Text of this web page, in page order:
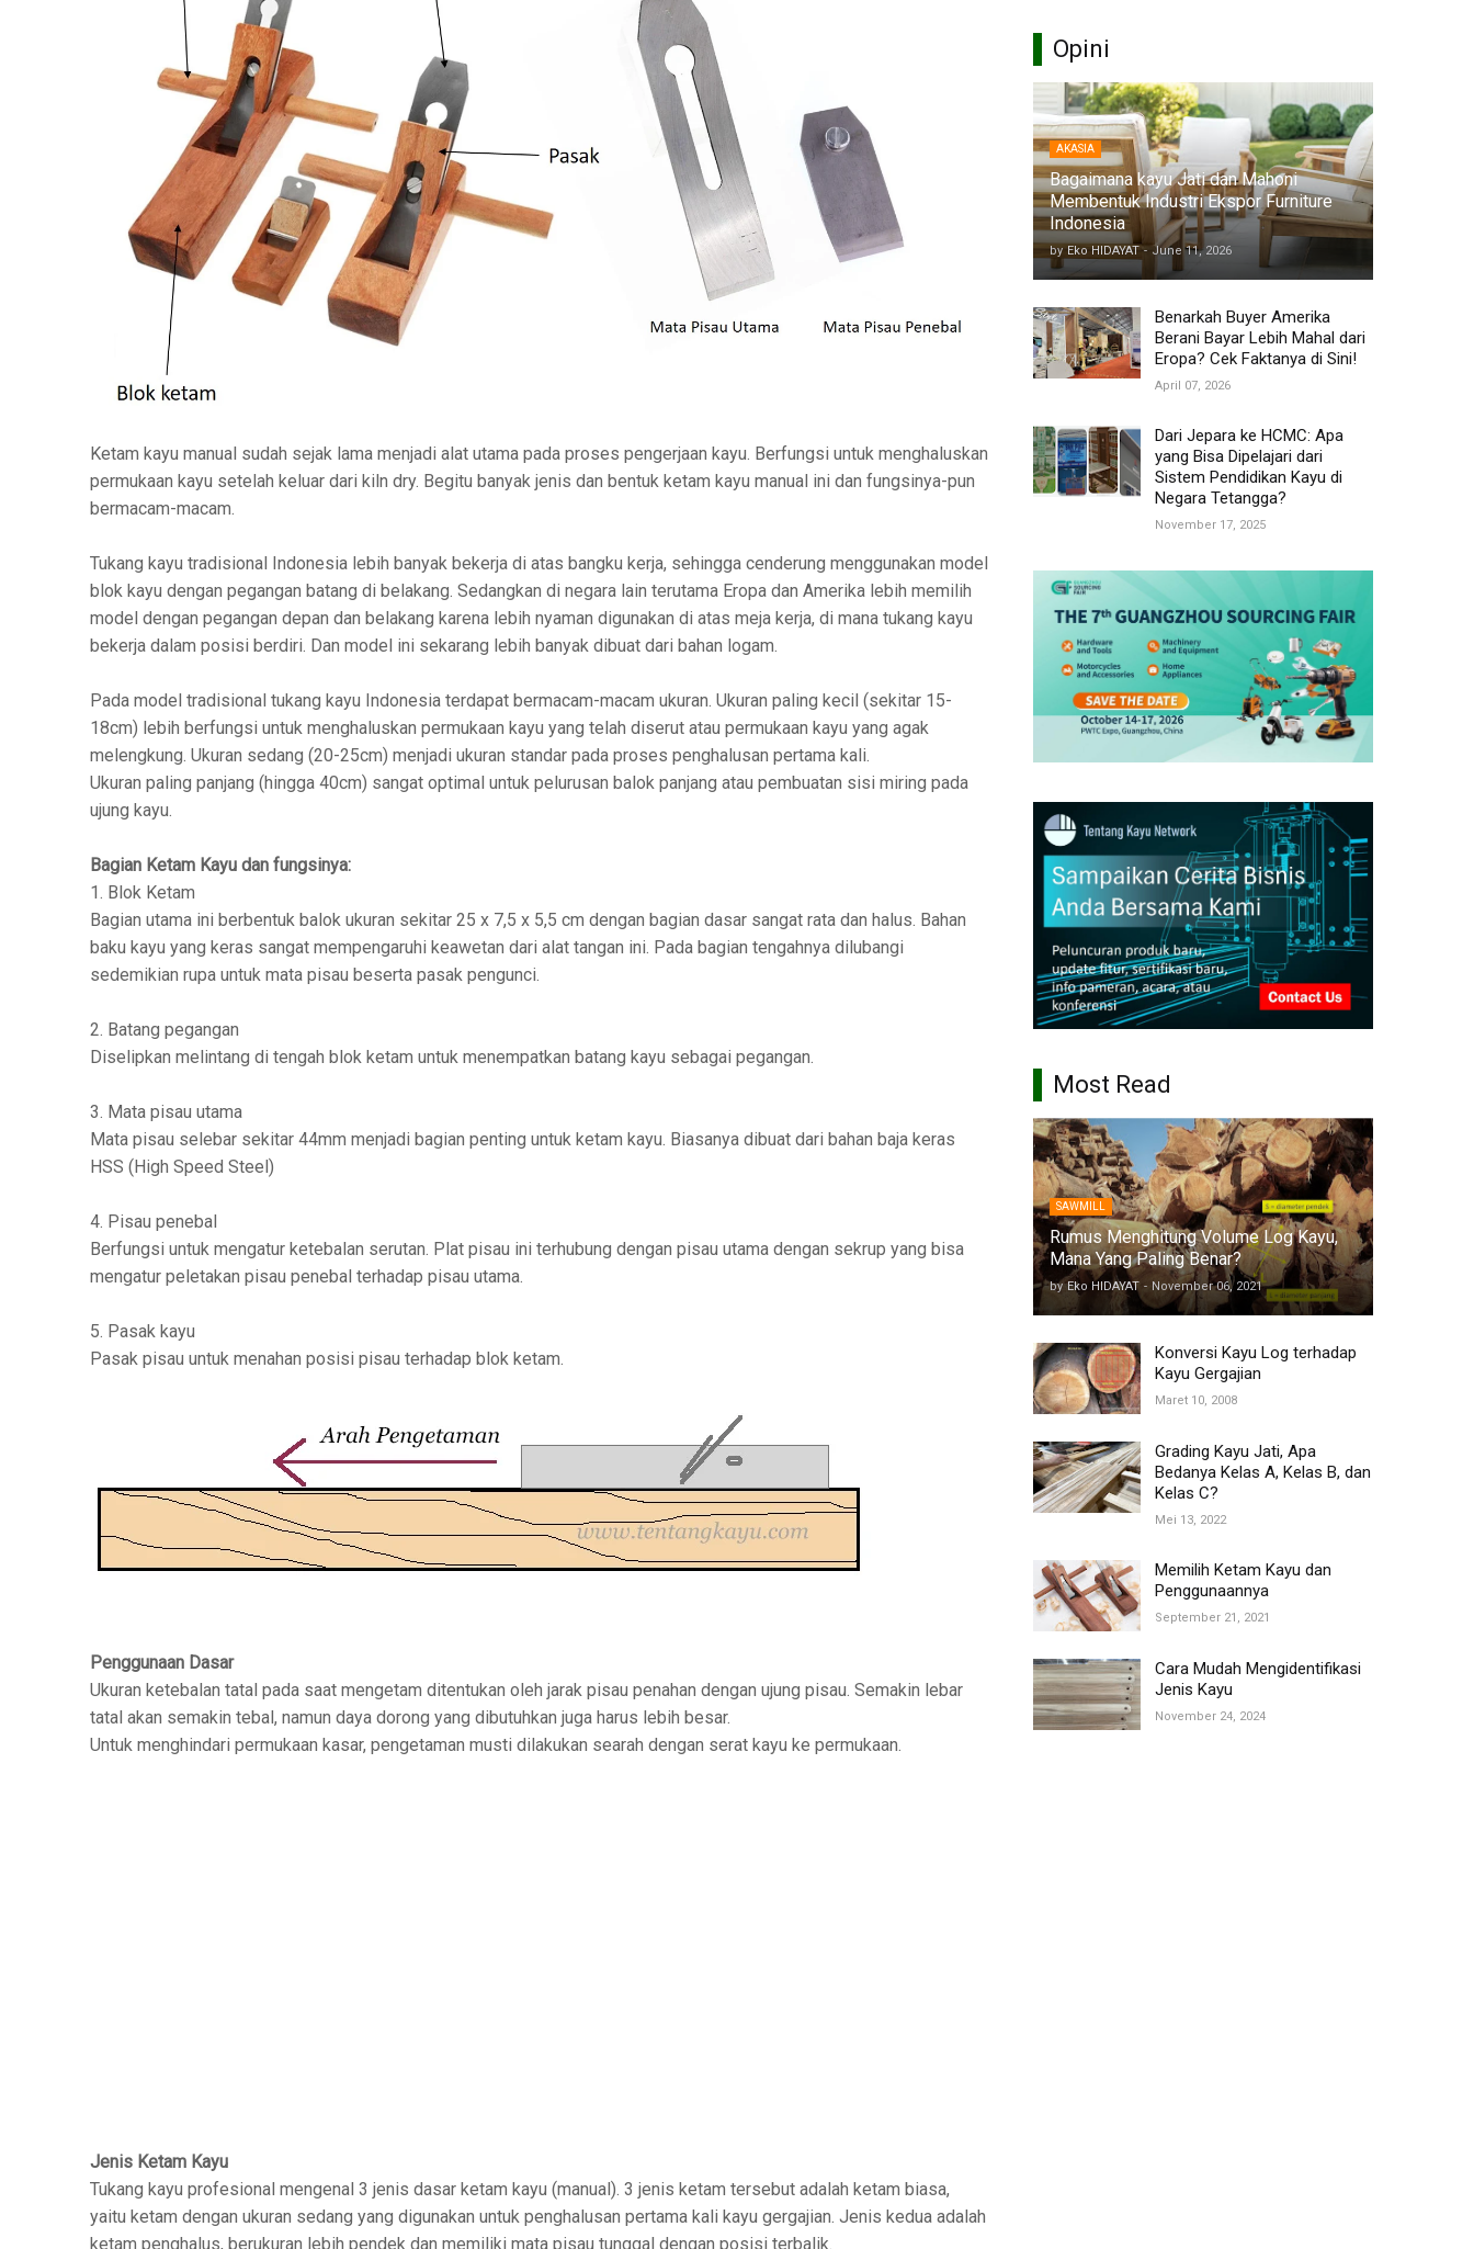
Ketam kayu manual sudah sejak lama menjadi alat utama pada proses pengerjaan kayu. Berfungsi untuk menghaluskan
permukaan kayu setelah keluar dari kiln dry. Begitu banyak jenis dan bentuk ketam kayu manual ini dan fungsinya-pun
bermacam-macam.
Tukang kayu tradisional Indonesia lebih banyak bekerja di atas bangku kerja, sehingga cenderung menggunakan model
blok kayu dengan pegangan batang di belakang. Sedangkan di negara lain terutama Eropa dan Amerika lebih memilih
model dengan pegangan depan dan belakang karena lebih nyaman digunakan di atas meja kerja, di mana tukang kayu
bekerja dalam posisi berdiri. Dan model ini sekarang lebih banyak dibuat dari bahan logam.
Pada model tradisional tukang kayu Indonesia terdapat bermacam-macam ukuran. Ukuran paling kecil (sekitar 15-
18cm) lebih berfungsi untuk menghaluskan permukaan kayu yang telah diserut atau permukaan kayu yang agak
melengkung. Ukuran sedang (20-25cm) menjadi ukuran standar pada proses penghalusan pertama kali.
Ukuran paling panjang (hingga 40cm) sangat optimal untuk pelurusan balok panjang atau pembuatan sisi miring pada
ujung kayu.
Bagian Ketam Kayu dan fungsinya:
1. Blok Ketam
Bagian utama ini berbentuk balok ukuran sekitar 25 x 7,5 x 5,5 cm dengan bagian dasar sangat rata dan halus. Bahan
baku kayu yang keras sangat mempengaruhi keawetan dari alat tangan ini. Pada bagian tengahnya dilubangi
sedemikian rupa untuk mata pisau beserta pasak pengunci.
2. Batang pegangan
Diselipkan melintang di tengah blok ketam untuk menempatkan batang kayu sebagai pegangan.
3. Mata pisau utama
Mata pisau selebar sekitar 44mm menjadi bagian penting untuk ketam kayu. Biasanya dibuat dari bahan baja keras
HSS (High Speed Steel)
4. Pisau penebal
Berfungsi untuk mengatur ketebalan serutan. Plat pisau ini terhubung dengan pisau utama dengan sekrup yang bisa
mengatur peletakan pisau penebal terhadap pisau utama.
5. Pasak kayu
Pasak pisau untuk menahan posisi pisau terhadap blok ketam.
Penggunaan Dasar
Ukuran ketebalan tatal pada saat mengetam ditentukan oleh jarak pisau penahan dengan ujung pisau. Semakin lebar
tatal akan semakin tebal, namun daya dorong yang dibutuhkan juga harus lebih besar.
Untuk menghindari permukaan kasar, pengetaman musti dilakukan searah dengan serat kayu ke permukaan.
Jenis Ketam Kayu
Tukang kayu profesional mengenal 3 jenis dasar ketam kayu (manual). 3 jenis ketam tersebut adalah ketam biasa,
yaitu ketam dengan ukuran sedang yang digunakan untuk penghalusan pertama kali kayu gergajian. Jenis kedua adalah
ketam penghalus, berukuran lebih pendek dan memiliki mata pisau tunggal dengan posisi terbalik.
Opini
AKASIA
Bagaimana kayu Jati dan Mahoni
Membentuk Industri Ekspor Furniture
Indonesia
by Eko HIDAYAT - June 11, 2026
Benarkah Buyer Amerika
Berani Bayar Lebih Mahal dari
Eropa? Cek Faktanya di Sini!
April 07, 2026
Dari Jepara ke HCMC: Apa
yang Bisa Dipelajari dari
Sistem Pendidikan Kayu di
Negara Tetangga?
November 17, 2025
Most Read
SAWMILL
Rumus Menghitung Volume Log Kayu,
Mana Yang Paling Benar?
by Eko HIDAYAT - November 06, 2021
Konversi Kayu Log terhadap
Kayu Gergajian
Maret 10, 2008
Grading Kayu Jati, Apa
Bedanya Kelas A, Kelas B, dan
Kelas C?
Mei 13, 2022
Memilih Ketam Kayu dan
Penggunaannya
September 21, 2021
Cara Mudah Mengidentifikasi
Jenis Kayu
November 24, 2024